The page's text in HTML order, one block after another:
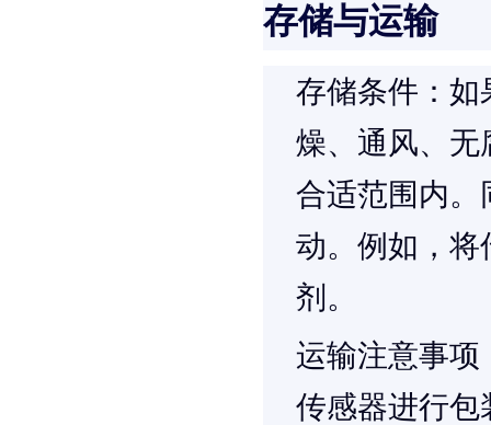
存储与运输
存储条件 ：
燥、通风、无
合适范围内。
动。例如，将
剂。
运输注意事项
传感器进行包